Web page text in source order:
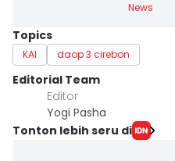
News
Topics
KAI daop 3 cirebon
Editorial Team
Editor
Yogi Pasha
Tonton lebih seru di